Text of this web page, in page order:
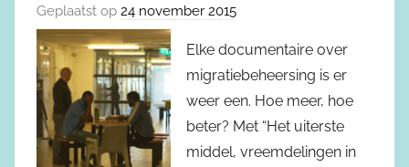
Geplaatst op 24 november 2015
Elke documentaire over
migratiebeheersing is er
weer een. Hoe meer, hoe
beter? Met “Het uiterste
middel, vreemdelingen in